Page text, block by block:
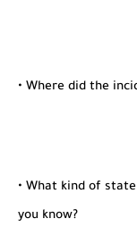
• Where did the
• What kind of
you know?